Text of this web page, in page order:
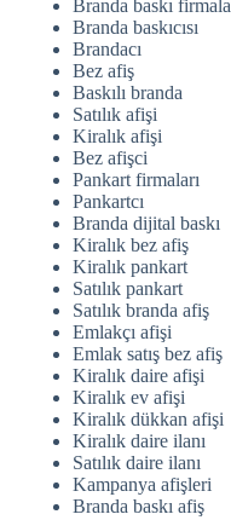
Branda baskı
Branda baskıcısı
Brandacı
Bez afiş
Baskılı branda
Satılık afişi
Kiralık afişi
Bez afişci
Pankart firmaları
Pankartcı
Branda dijital baskı
Kiralık bez afiş
Kiralık pankart
Satılık pankart
Satılık branda afiş
Emlakçı afişi
Emlak satış bez afiş
Kiralık daire afişi
Kiralık ev afişi
Kiralık dükkan afişi
Kiralık daire ilanı
Satılık daire ilanı
Kampanya afişleri
Branda baskı afiş